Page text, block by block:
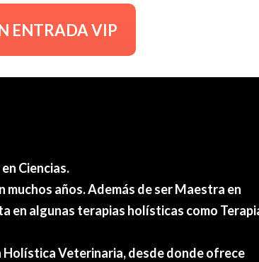
ENTRADA VIP
Ciencias.
muchos años. Además de ser Maestra en
en algunas terapias holísticas como
Veterinaria, desde donde ofrece